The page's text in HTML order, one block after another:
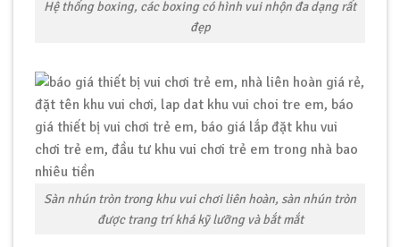
Hệ thống boxing, các boxing có hình vui nhộn đa dạng rất
đẹp
Sàn nhún tròn trong khu vui chơi liên hoàn, sàn nhún tròn
được trang trí khá kỹ lưỡng và bắt mắt